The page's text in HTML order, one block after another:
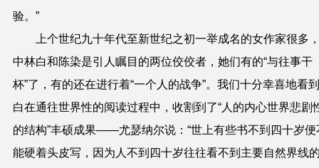
验。”
上个世纪九十年代至新世纪之初一举成名的女作家很多
中林白和陈染是引人瞩目的两位佼佼者，她们有的“与往事干
杯”了，有的还在进行着“一个人的战争”。我们十分幸喜地看
白在通往世界性的阅读过程中，收割到了“人的内心世界悲剧
的结构”丰硕成果——尤瑟纳尔说：“世上有些书不到四十岁便
能硬着头皮写，因为人不到四十岁往往看不到主要自然界线